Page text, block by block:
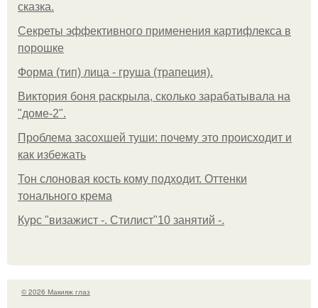
сказка.
Секреты эффективного применения картифлекса в
порошке
Форма (тип) лица - груша (трапеция).
Виктория боня раскрыла, сколько зарабатывала на
"доме-2".
Проблема засохшей туши: почему это происходит и
как избежать
Тон слоновая кость кому подходит. Оттенки
тонального крема
Курс "визажист -. Стилист"10 занятий -.
© 2026 Макияж глаз